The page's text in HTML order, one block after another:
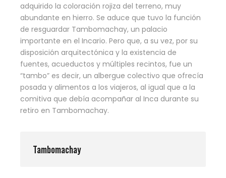
adquirido la coloración rojiza del terreno, muy
abundante en hierro. Se aduce que tuvo la función
de resguardar Tambomachay, un palacio
importante en el Incario. Pero que, a su vez, por su
disposición arquitectónica y la existencia de
fuentes, acueductos y múltiples recintos, fue un
“tambo” es decir, un albergue colectivo que ofrecía
posada y alimentos a los viajeros, al igual que a la
comitiva que debía acompañar al Inca durante su
retiro en Tambomachay.
Tambomachay